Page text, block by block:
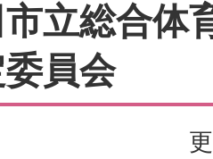
立総合体
員会